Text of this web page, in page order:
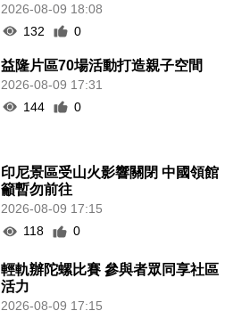
2026-08-09 18:08
132
0
益隆片區70場活動打造親子空間
2026-08-09 17:31
144
0
印尼景區受山火影響關閉 中國領館
籲暫勿前往
2026-08-09 17:15
118
0
輕軌辦陀螺比賽 參與者眾同享社區
活力
2026-08-09 17:15